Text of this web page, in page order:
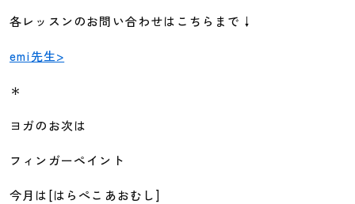
各レッスンのお問い合わせはこちらまで↓
emi先生>
＊
ヨガのお次は
フィンガーペイント
今月は[はらぺこあおむし]